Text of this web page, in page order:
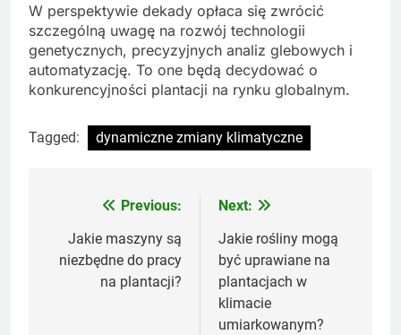
W perspektywie dekady opłaca się zwrócić
szczególną uwagę na rozwój technologii
genetycznych, precyzyjnych analiz glebowych i
automatyzację. To one będą decydować o
konkurencyjności plantacji na rynku globalnym.
Tagged: dynamiczne zmiany klimatyczne
Nawigacja
wpisu
Previous:
Jakie maszyny są
niezbędne do pracy
na plantacji?
Next:
Jakie rośliny mogą
być uprawiane na
plantacjach w
klimacie
umiarkowanym?